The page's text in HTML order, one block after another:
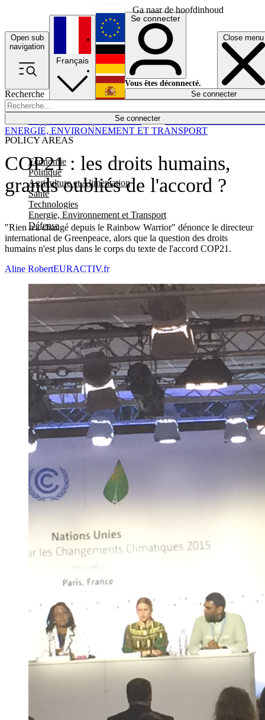
Ga naar de hoofdinhoud
Open sub
navigation
Close menu
Recherche
Se connecter
POLICY AREAS
Economie
Politique
Agriculture et Alimentation
Santé
Technologies
Energie, Environnement et Transport
Défense
Économie
Français
English
Deutsch
Español
Se connecter
Vous êtes déconnecté.
Se connecter
COP21 : les droits humains,
grands oubliés de l'accord ?
"Rien n'a changé depuis le Rainbow Warrior" dénonce le directeur
international de Greenpeace, alors que la question des droits
humains n'est plus dans le corps du texte de l'accord COP21.
ENERGIE, ENVIRONNEMENT ET TRANSPORT
Aline RobertEURACTIV.fr